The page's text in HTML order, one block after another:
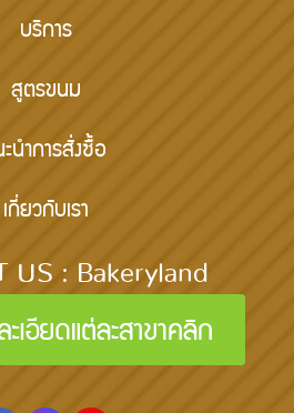
บริการ
สูตรขนม
นะนำการสั่งซื้อ
เกี่ยวกับเรา
US : Bakeryland